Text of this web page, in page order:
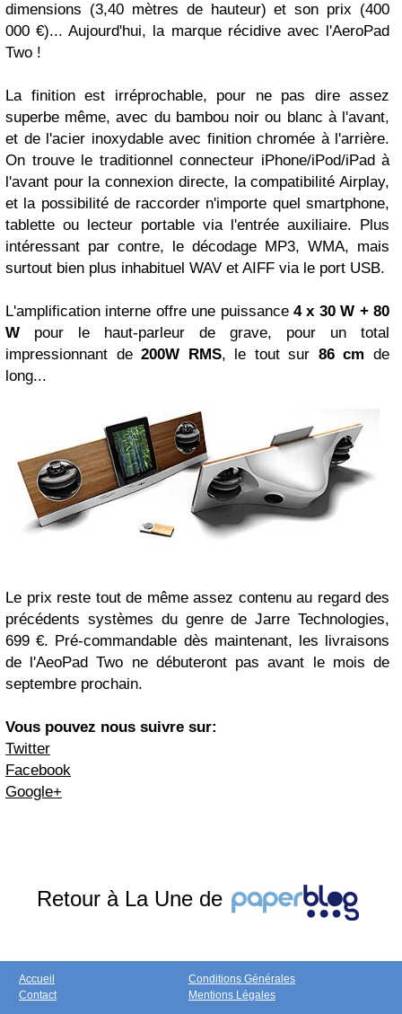
dimensions (3,40 mètres de hauteur) et son prix (400
000 €)... Aujourd'hui, la marque récidive avec l'AeroPad
Two !
La finition est irréprochable, pour ne pas dire assez
superbe même, avec du bambou noir ou blanc à l'avant,
et de l'acier inoxydable avec finition chromée à l'arrière.
On trouve le traditionnel connecteur iPhone/iPod/iPad à
l'avant pour la connexion directe, la compatibilité Airplay,
et la possibilité de raccorder n'importe quel smartphone,
tablette ou lecteur portable via l'entrée auxiliaire. Plus
intéressant par contre, le décodage MP3, WMA, mais
surtout bien plus inhabituel WAV et AIFF via le port USB.
L'amplification interne offre une puissance 4 x 30 W + 80
W pour le haut-parleur de grave, pour un total
impressionnant de200W RMS, le tout sur 86 cm de
long...
Le prix reste tout de même assez contenu au regard des
précédents systèmes du genre de Jarre Technologies,
699 €. Pré-commandable dès maintenant, les livraisons
de l'AeoPad Two ne débuteront pas avant le mois de
septembre prochain.
Vous pouvez nous suivre sur:
Twitter
Facebook
Google+
Retour à La Une de
Accueil
Contact
Conditions Générales
Mentions Légales